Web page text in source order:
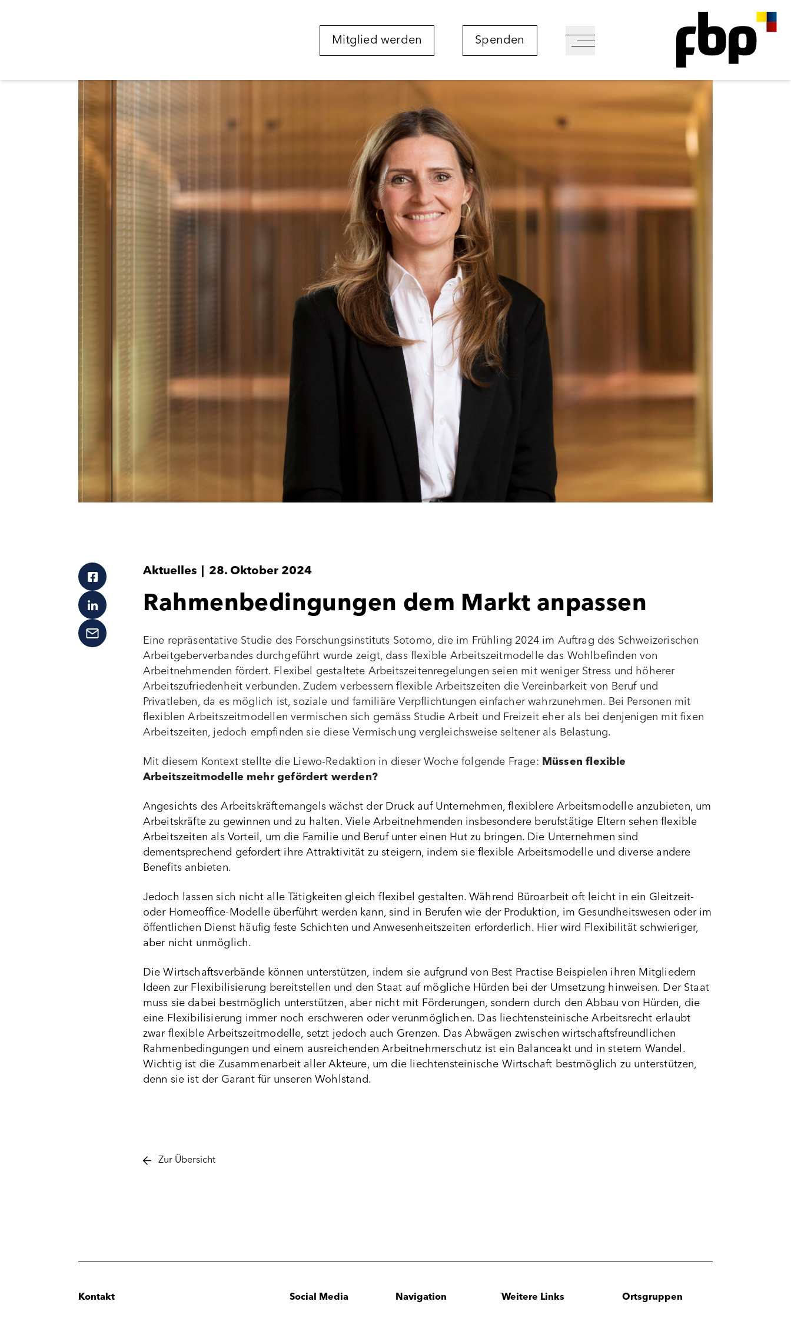
Mitglied werden Spenden
Aktuelles 28. Oktober 2024
Rahmenbedingungen dem Markt anpassen
Eine repräsentative Studie des Forschungsinstituts Sotomo, die im Frühling 2024 im Auftrag des Schweizerischen
Arbeitgeberverbandes durchgeführt wurde zeigt, dass flexible Arbeitszeitmodelle das Wohlbefinden von
Arbeitnehmenden fördert. Flexibel gestaltete Arbeitszeitenregelungen seien mit weniger Stress und höherer
Arbeitszufriedenheit verbunden. Zudem verbessern flexible Arbeitszeiten die Vereinbarkeit von Beruf und
Privatleben, da es möglich ist, soziale und familiäre Verpflichtungen einfacher wahrzunehmen. Bei Personen mit
flexiblen Arbeitszeitmodellen vermischen sich gemäss Studie Arbeit und Freizeit eher als bei denjenigen mit fixen
Arbeitszeiten, jedoch empfinden sie diese Vermischung vergleichsweise seltener als Belastung.
Mit diesem Kontext stellte die Liewo-Redaktion in dieser Woche folgende Frage: Müssen flexible
Arbeitszeitmodelle mehr gefördert werden?
Angesichts des Arbeitskräftemangels wächst der Druck auf Unternehmen, flexiblere Arbeitsmodelle anzubieten, um
Arbeitskräfte zu gewinnen und zu halten. Viele Arbeitnehmenden insbesondere berufstätige Eltern sehen flexible
Arbeitszeiten als Vorteil, um die Familie und Beruf unter einen Hut zu bringen. Die Unternehmen sind
dementsprechend gefordert ihre Attraktivität zu steigern, indem sie flexible Arbeitsmodelle und diverse andere
Benefits anbieten.
Jedoch lassen sich nicht alle Tätigkeiten gleich flexibel gestalten. Während Büroarbeit oft leicht in ein Gleitzeit-
oder Homeoffice-Modelle überführt werden kann, sind in Berufen wie der Produktion, im Gesundheitswesen oder im
öffentlichen Dienst häufig feste Schichten und Anwesenheitszeiten erforderlich. Hier wird Flexibilität schwieriger,
aber nicht unmöglich.
Die Wirtschaftsverbände können unterstützen, indem sie aufgrund von Best Practise Beispielen ihren Mitgliedern
Ideen zur Flexibilisierung bereitstellen und den Staat auf mögliche Hürden bei der Umsetzung hinweisen. Der Staat
muss sie dabei bestmöglich unterstützen, aber nicht mit Förderungen, sondern durch den Abbau von Hürden, die
eine Flexibilisierung immer noch erschweren oder verunmöglichen. Das liechtensteinische Arbeitsrecht erlaubt
zwar flexible Arbeitszeitmodelle, setzt jedoch auch Grenzen. Das Abwägen zwischen wirtschaftsfreundlichen
Rahmenbedingungen und einem ausreichenden Arbeitnehmerschutz ist ein Balanceakt und in stetem Wandel.
Wichtig ist die Zusammenarbeit aller Akteure, um die liechtensteinische Wirtschaft bestmöglich zu unterstützen,
denn sie ist der Garant für unseren Wohlstand.
Zur Übersicht
Kontakt Social Media Navigation Weitere Links Ortsgruppen